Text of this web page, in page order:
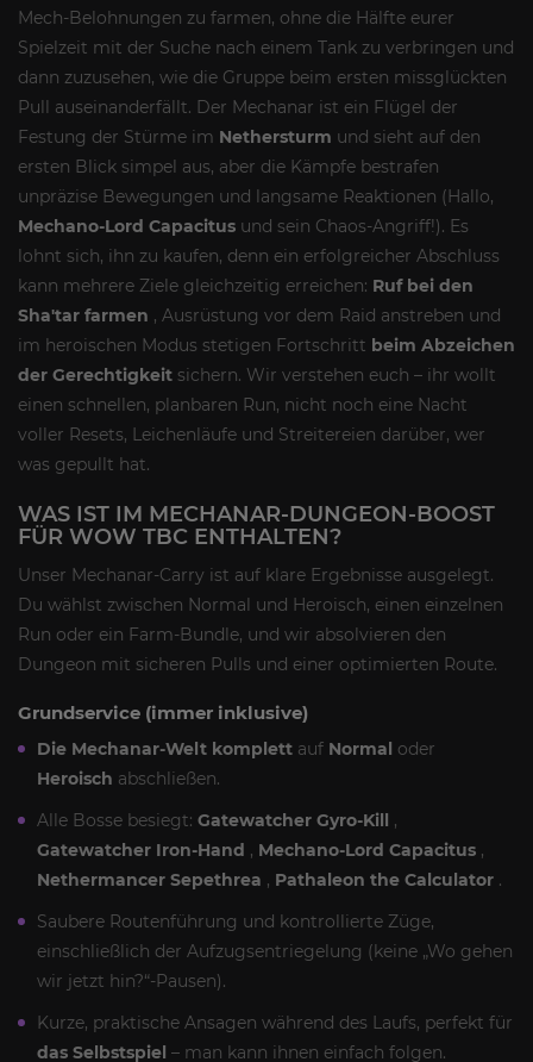
Mech-Belohnungen zu farmen, ohne die Hälfte eurer
Spielzeit mit der Suche nach einem Tank zu verbringen und
dann zuzusehen, wie die Gruppe beim ersten missglückten
Pull auseinanderfällt. Der Mechanar ist ein Flügel der
Festung der Stürme im Nethersturm und sieht auf den
ersten Blick simpel aus, aber die Kämpfe bestrafen
unpräzise Bewegungen und langsame Reaktionen (Hallo,
Mechano-Lord Capacitus und sein Chaos-Angriff!). Es
lohnt sich, ihn zu kaufen, denn ein erfolgreicher Abschluss
kann mehrere Ziele gleichzeitig erreichen: Ruf bei den
Sha'tar farmen , Ausrüstung vor dem Raid anstreben und
im heroischen Modus stetigen Fortschritt beim Abzeichen
der Gerechtigkeit sichern. Wir verstehen euch – ihr wollt
einen schnellen, planbaren Run, nicht noch eine Nacht
voller Resets, Leichenläufe und Streitereien darüber, wer
was gepullt hat.
WAS IST IM MECHANAR-DUNGEON-BOOST
FÜR WOW TBC ENTHALTEN?
Unser Mechanar-Carry ist auf klare Ergebnisse ausgelegt.
Du wählst zwischen Normal und Heroisch, einen einzelnen
Run oder ein Farm-Bundle, und wir absolvieren den
Dungeon mit sicheren Pulls und einer optimierten Route.
Grundservice (immer inklusive)
Die Mechanar-Welt komplett auf Normal oder
Heroisch abschließen.
Alle Bosse besiegt: Gatewatcher Gyro-Kill ,
Gatewatcher Iron-Hand , Mechano-Lord Capacitus ,
Nethermancer Sepethrea , Pathaleon the Calculator .
Saubere Routenführung und kontrollierte Züge,
einschließlich der Aufzugsentriegelung (keine „Wo gehen
wir jetzt hin?“-Pausen).
Kurze, praktische Ansagen während des Laufs, perfekt für
das Selbstspiel – man kann ihnen einfach folgen.